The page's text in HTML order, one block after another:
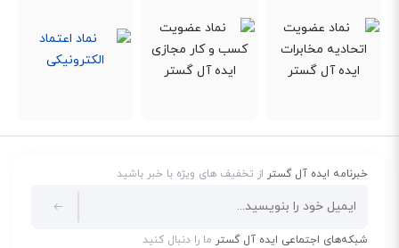
خبرنامه ایده آل گستراز تخفیف های ویژه با خبر باشید
شبکه‌های اجتماعی ایده آل گسترما را دنبال کنید